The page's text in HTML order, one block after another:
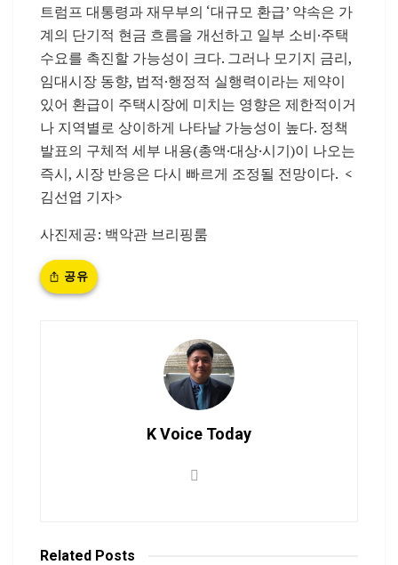
트럼프 대통령과 재무부의 ‘대규모 환급’ 약속은 가
계의 단기적 현금 흐름을 개선하고 일부 소비·주택
수요를 촉진할 가능성이 크다. 그러나 모기지 금리,
임대시장 동향, 법적·행정적 실행력이라는 제약이
있어 환급이 주택시장에 미치는 영향은 제한적이거
나 지역별로 상이하게 나타날 가능성이 높다. 정책
발표의 구체적 세부 내용(총액·대상·시기)이 나오는
즉시, 시장 반응은 다시 빠르게 조정될 전망이다. <
김선엽 기자>
사진제공: 백악관 브리핑룸
공유
K Voice Today
Related Posts